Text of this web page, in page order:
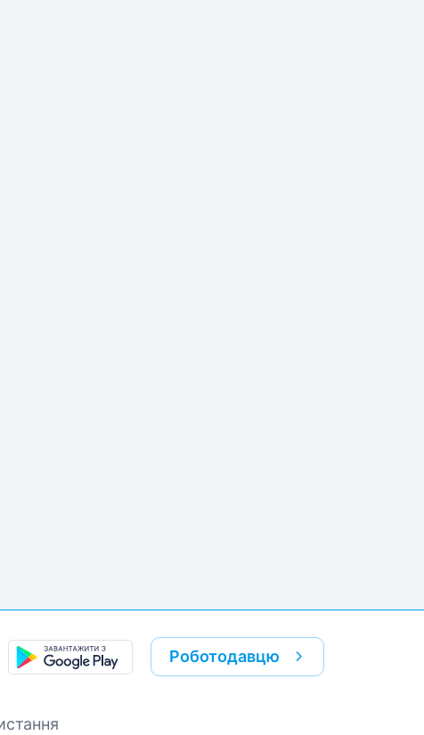
link
Роботодавцю